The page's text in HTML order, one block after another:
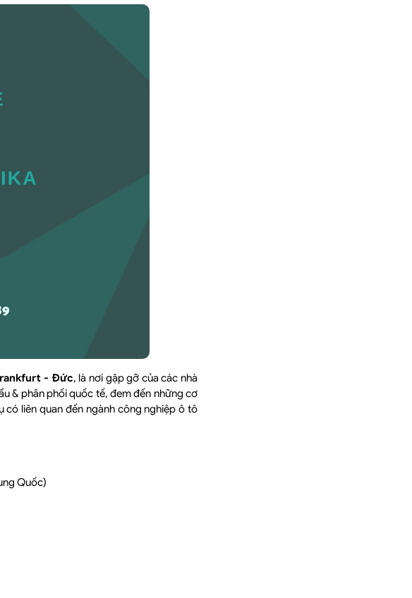
- Đức, là nơi gặp gỡ của các nhà
& phân phối quốc tế, đem đến những cơ
có liên quan đến ngành công nghiệp ô tô
Quốc)